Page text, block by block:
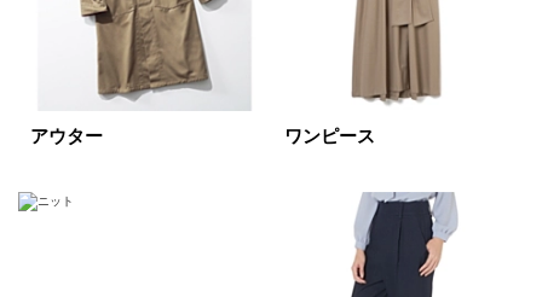
すべて 新着
SALE商品 予約品
再入荷 ラスト1
アウター ワンピース